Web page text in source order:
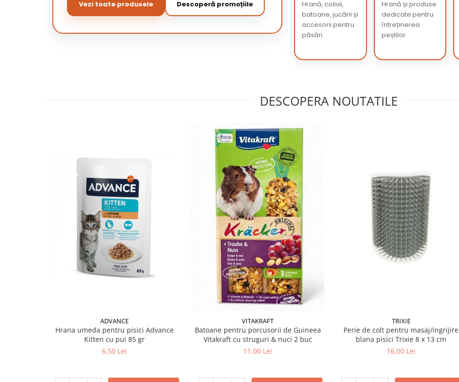
Vezi toate produsele Descoperă promoțiile
Hrană, colivii,
batoane, jucării și
accesorii pentru
păsări.
Hrană și produse
dedicate pentru
întreținerea
peștilor.
DESCOPERA NOUTATILE
ADVANCE
Hrana umeda pentru pisici Advance
Kitten cu pui 85 gr
6,50 Lei
VITAKRAFT
Batoane pentru porcusorii de Guineea
Vitakraft cu struguri & nuci 2 buc
11,00 Lei
TRIXIE
Perie de colt pentru masaj/ingrijire
blana pisici Trixie 8 x 13 cm
16,00 Lei